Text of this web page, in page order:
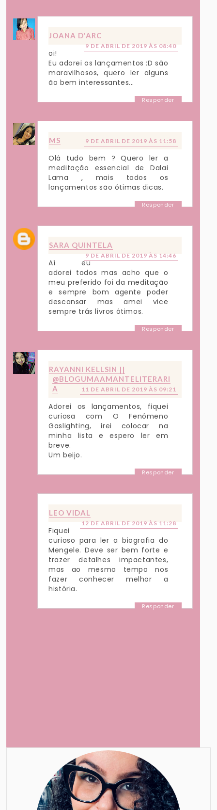
JOANA D'ARC
9 DE ABRIL DE 2019 ÀS 08:40
oi!
Eu adorei os lançamentos :D são
maravilhosos, quero ler alguns
ão bem interessantes...
Responder
MS 9 DE ABRIL DE 2019 ÀS 11:58
Olá tudo bem ? Quero ler a
meditação essencial de Dalai
Lama , mais todos os
lançamentos são ótimas dicas.
Responder
SARA QUINTELA
9 DE ABRIL DE 2019 ÀS 14:46
Aí eu
adorei todos mas acho que o
meu preferido foi da meditação
e sempre bom agente poder
descansar mas amei vice
sempre trás livros ótimos.
Responder
RAYANNI KELLSIN ||
@BLOGUMAAMANTELITERARI
A
11 DE ABRIL DE 2019 ÀS 09:21
Adorei os lançamentos, fiquei
curiosa com O Fenômeno
Gaslighting, irei colocar na
minha lista e espero ler em
breve.
Um beijo.
Responder
LEO VIDAL
12 DE ABRIL DE 2019 ÀS 11:28
Fiquei
curioso para ler a biografia do
Mengele. Deve ser bem forte e
trazer detalhes impactantes,
mas ao mesmo tempo nos
fazer conhecer melhor a
história.
Responder